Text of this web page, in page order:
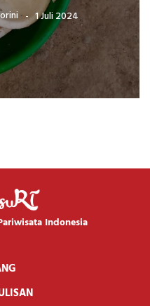
1 Juli 2024
Indonesia